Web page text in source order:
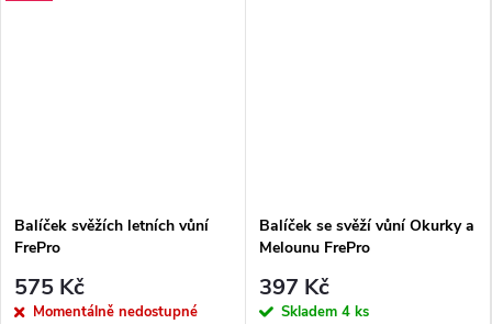
Balíček svěžích letních vůní
FrePro
575 Kč
Momentálně nedostupné
Balíček se svěží vůní Okurky a
Melounu FrePro
397 Kč
Skladem 4 ks